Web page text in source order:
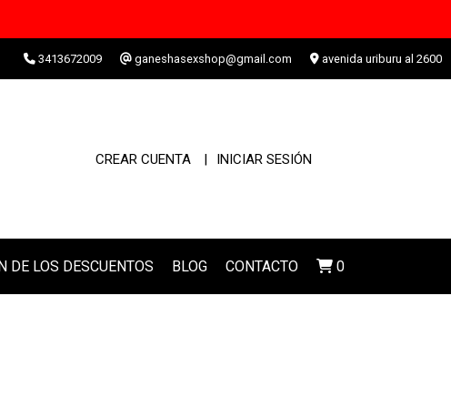
3413672009 ganeshasexshop@gmail.com avenida uriburu al 2600
CREAR CUENTA INICIAR SESIÓN
DE LOS DESCUENTOS BLOG CONTACTO 0